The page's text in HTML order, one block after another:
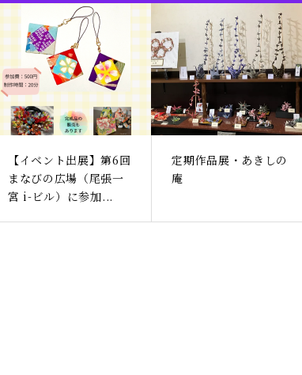
【イベント出展】第6回
まなびの広場（尾張一
宮 i-ビル）に参加...
定期作品展・あきしの
庵